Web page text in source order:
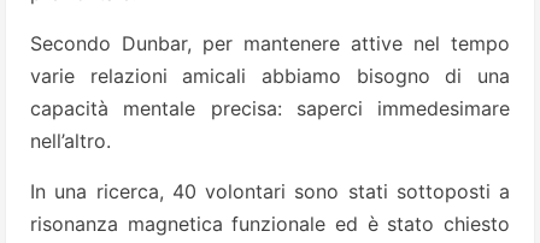
Secondo Dunbar, per mantenere attive nel tempo
varie relazioni amicali abbiamo bisogno di una
capacità mentale precisa: saperci immedesimare
nell’altro.
In una ricerca, 40 volontari sono stati sottoposti a
risonanza magnetica funzionale ed è stato chiesto